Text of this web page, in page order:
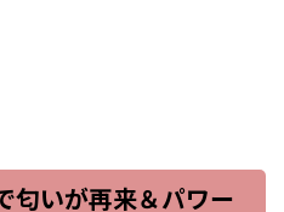
匂いが再来＆パワー